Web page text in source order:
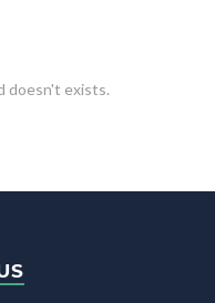
doesn't exists.